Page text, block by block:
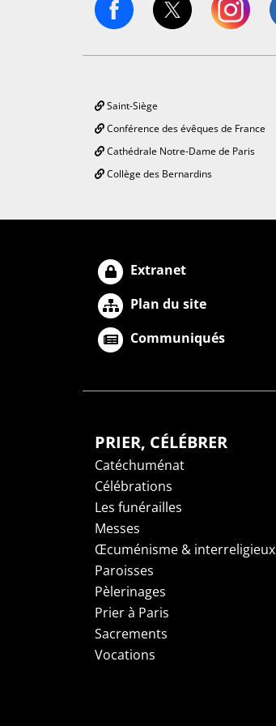
Saint-Siège
Conférence des évêques de France
Cathédrale Notre-Dame de Paris
Collège des Bernardins
Extranet
Plan du site
Communiqués
PRIER, CÉLÉBRER
Catéchuménat
Célébrations
Les funérailles
Messes
Œcuménisme & interreligieux
Paroisses
Pèlerinages
Prier à Paris
Sacrements
Vocations